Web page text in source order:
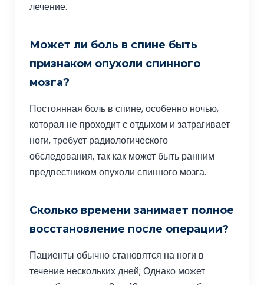
лечение.
Может ли боль в спине быть
признаком опухоли спинного
мозга?
Постоянная боль в спине, особенно ночью,
которая не проходит с отдыхом и затрагивает
ноги, требует радиологического
обследования, так как может быть ранним
предвестником опухоли спинного мозга.
Сколько времени занимает полное
восстановление после операции?
Пациенты обычно становятся на ноги в
течение нескольких дней; Однако может